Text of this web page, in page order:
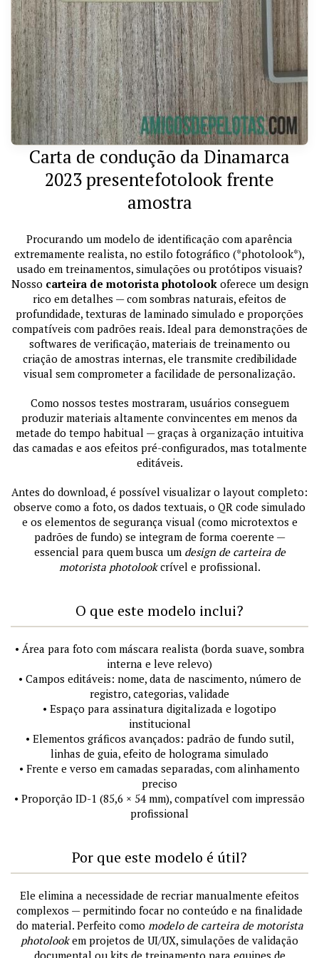
Carta de condução da Dinamarca
2023 presentefotolook frente
amostra
Procurando um modelo de identificação com aparência
extremamente realista, no estilo fotográfico (*photolook*),
usado em treinamentos, simulações ou protótipos visuais?
Nosso carteira de motorista photolookoferece um design
rico em detalhes — com sombras naturais, efeitos de
profundidade, texturas de laminado simulado e proporções
compatíveis com padrões reais. Ideal para demonstrações de
softwares de verificação, materiais de treinamento ou
criação de amostras internas, ele transmite credibilidade
visual sem comprometer a facilidade de personalização.
Como nossos testes mostraram, usuários conseguem
produzir materiais altamente convincentes em menos da
metade do tempo habitual — graças à organização intuitiva
das camadas e aos efeitos pré-configurados, mas totalmente
editáveis.
Antes do download, é possível visualizar o layout completo:
observe como a foto, os dados textuais, o QR code simulado
e os elementos de segurança visual (como microtextos e
padrões de fundo) se integram de forma coerente —
essencial para quem busca um design de carteira de
motorista photolookcrível e profissional.
O que este modelo inclui?
• Área para foto com máscara realista (borda suave, sombra
interna e leve relevo)
• Campos editáveis: nome, data de nascimento, número de
registro, categorias, validade
• Espaço para assinatura digitalizada e logotipo
institucional
• Elementos gráficos avançados: padrão de fundo sutil,
linhas de guia, efeito de holograma simulado
• Frente e verso em camadas separadas, com alinhamento
preciso
• Proporção ID-1 (85,6 × 54 mm), compatível com impressão
profissional
Por que este modelo é útil?
Ele elimina a necessidade de recriar manualmente efeitos
complexos — permitindo focar no conteúdo e na finalidade
do material. Perfeito como modelo de carteira de motorista
photolookem projetos de UI/UX, simulações de validação